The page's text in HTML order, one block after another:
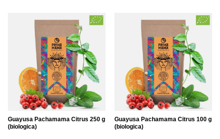
Guayusa Pachamama Citrus 250 g
(biologica)
Guayusa Pachamama Citrus 100 g
(biologica)